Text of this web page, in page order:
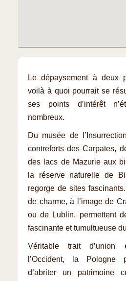
Le dépaysement à deux
voilà à quoi pourrait se
ses points d’intérêt
nombreux.
Du musée de
contreforts des Carpates,
des lacs de Mazurie aux
la réserve naturelle de
regorge de sites
de charme, à l’image de
ou de Lublin, permettent
fascinante et tumultueuse
Véritable trait d’union
l’Occident, la Pologne
d’abriter un patrimoine